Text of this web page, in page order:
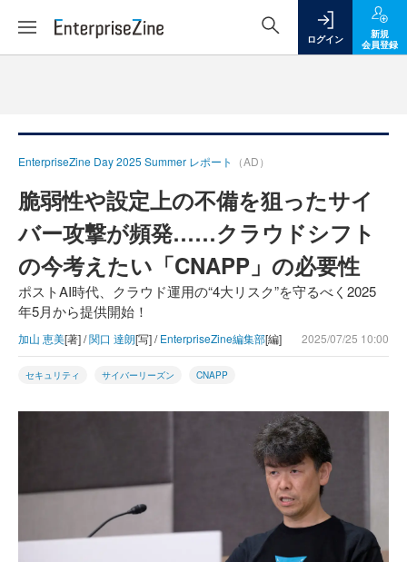
ログイン
新規
会員登録
EnterpriseZine Day 2025 Summer レポート （AD）
脆弱性や設定上の不備を狙ったサイ
バー攻撃が頻発……クラウドシフト
の今考えたい「CNAPP」の必要性
ポストAI時代、クラウド運用の“4大リスク”を守るべく2025
年5月から提供開始！
加山 恵美[著] /関口 達朗[写] /EnterpriseZine編集部[編] 2025/07/25 10:00
セキュリティ サイバーリーズン CNAPP